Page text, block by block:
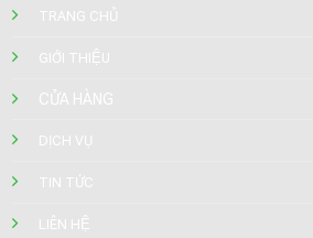
TRANG CHỦ
GIỚI THIỆU
CỬA HÀNG
DỊCH VỤ
TIN TỨC
LIÊN HỆ